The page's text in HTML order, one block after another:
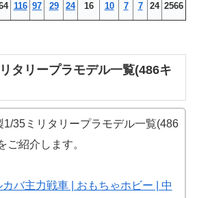
116 97 29 24 16 10 7 7 24 2566
タリープラモデル一覧(486キ
1/35ミリタリープラモデル一覧(486
ご紹介します。
カバ主力戦車 | おもちゃホビー | 中